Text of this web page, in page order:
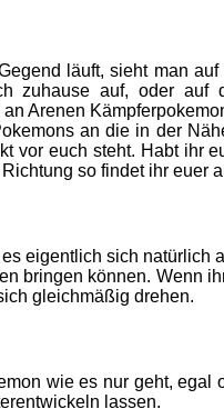
läuft, sieht man
zuhause auf, oder auf
Arenen
an die in der
vor euch steht. Habt ihr
so findet ihr euer
eigentlich sich natürlich
bringen können. Wenn
gleichmäßig drehen.
wie es nur geht, egal
lassen.